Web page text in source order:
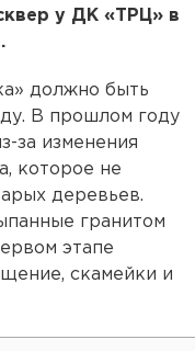
у ДК «ТРЦ» в
должно быть
В прошлом году
за изменения
которое не
деревьев.
гранитом
этапе
скамейки и